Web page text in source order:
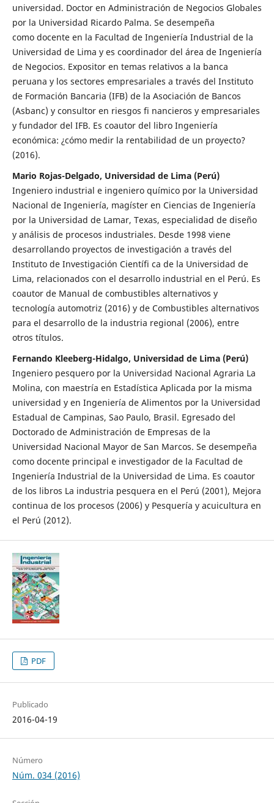
universidad. Doctor en Administración de Negocios Globales
por la Universidad Ricardo Palma. Se desempeña
como docente en la Facultad de Ingeniería Industrial de la
Universidad de Lima y es coordinador del área de Ingeniería
de Negocios. Expositor en temas relativos a la banca
peruana y los sectores empresariales a través del Instituto
de Formación Bancaria (IFB) de la Asociación de Bancos
(Asbanc) y consultor en riesgos fi nancieros y empresariales
y fundador del IFB. Es coautor del libro Ingeniería
económica: ¿cómo medir la rentabilidad de un proyecto?
(2016).
Mario Rojas-Delgado, Universidad de Lima (Perú)
Ingeniero industrial e ingeniero químico por la Universidad
Nacional de Ingeniería, magíster en Ciencias de Ingeniería
por la Universidad de Lamar, Texas, especialidad de diseño
y análisis de procesos industriales. Desde 1998 viene
desarrollando proyectos de investigación a través del
Instituto de Investigación Científi ca de la Universidad de
Lima, relacionados con el desarrollo industrial en el Perú. Es
coautor de Manual de combustibles alternativos y
tecnología automotriz (2016) y de Combustibles alternativos
para el desarrollo de la industria regional (2006), entre
otros títulos.
Fernando Kleeberg-Hidalgo, Universidad de Lima (Perú)
Ingeniero pesquero por la Universidad Nacional Agraria La
Molina, con maestría en Estadística Aplicada por la misma
universidad y en Ingeniería de Alimentos por la Universidad
Estadual de Campinas, Sao Paulo, Brasil. Egresado del
Doctorado de Administración de Empresas de la
Universidad Nacional Mayor de San Marcos. Se desempeña
como docente principal e investigador de la Facultad de
Ingeniería Industrial de la Universidad de Lima. Es coautor
de los libros La industria pesquera en el Perú (2001), Mejora
continua de los procesos (2006) y Pesquería y acuicultura en
el Perú (2012).
PDF
Publicado
2016-04-19
Número
Núm. 034 (2016)